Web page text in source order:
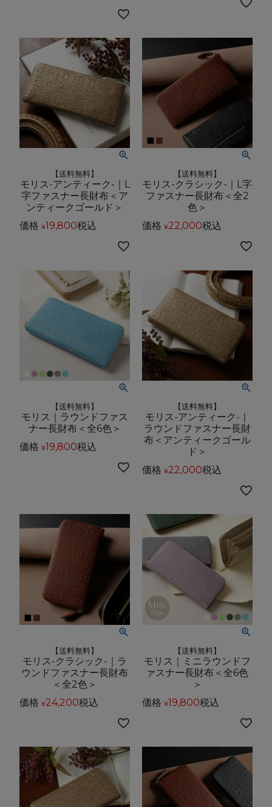
【送料無料】
モリス-アンティーク-｜L
字ファスナー長財布＜ア
ンティークゴールド＞
価格 ¥19,800税込
【送料無料】
モリス-クラシック-｜L字
ファスナー長財布＜全2
色＞
価格 ¥22,000税込
【送料無料】
モリス｜ラウンドファス
ナー長財布＜全6色＞
価格 ¥19,800税込
【送料無料】
モリス-アンティーク-｜
ラウンドファスナー長財
布＜アンティークゴール
ド＞
価格 ¥22,000税込
【送料無料】
モリス-クラシック-｜ラ
ウンドファスナー長財布
＜全2色＞
価格 ¥24,200税込
【送料無料】
モリス｜ミニラウンドフ
ァスナー長財布＜全6色
＞
価格 ¥19,800税込